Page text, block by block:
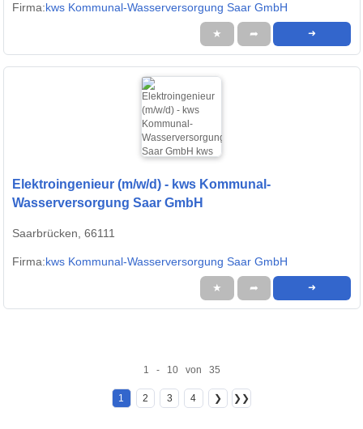
Firma:kws Kommunal-Wasserversorgung Saar GmbH
★ ➦ ➜
Elektroingenieur (m/w/d) - kws Kommunal-
Wasserversorgung Saar GmbH
Saarbrücken, 66111
Firma:kws Kommunal-Wasserversorgung Saar GmbH
★ ➦ ➜
1 - 10 von 35
1 2 3 4 ❯ ❯❯